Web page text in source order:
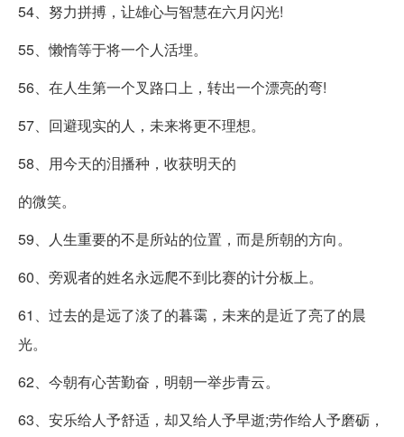
54、努力拼搏，让雄心与智慧在六月闪光!
55、懒惰等于将一个人活埋。
56、在人生第一个叉路口上，转出一个漂亮的弯!
57、回避现实的人，未来将更不理想。
58、用今天的泪播种，收获明天的
的微笑。
59、人生重要的不是所站的位置，而是所朝的方向。
60、旁观者的姓名永远爬不到比赛的计分板上。
61、过去的是远了淡了的暮霭，未来的是近了亮了的晨
光。
62、今朝有心苦勤奋，明朝一举步青云。
63、安乐给人予舒适，却又给人予早逝;劳作给人予磨砺，